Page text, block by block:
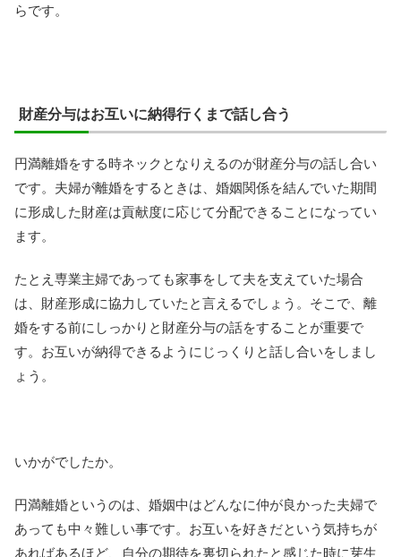
らです。
財産分与はお互いに納得行くまで話し合う
円満離婚をする時ネックとなりえるのが財産分与の話し合い
です。夫婦が離婚をするときは、婚姻関係を結んでいた期間
に形成した財産は貢献度に応じて分配できることになってい
ます。
たとえ専業主婦であっても家事をして夫を支えていた場合
は、財産形成に協力していたと言えるでしょう。そこで、離
婚をする前にしっかりと財産分与の話をすることが重要で
す。お互いが納得できるようにじっくりと話し合いをしまし
ょう。
いかがでしたか。
円満離婚というのは、婚姻中はどんなに仲が良かった夫婦で
あっても中々難しい事です。お互いを好きだという気持ちが
あればあるほど、自分の期待を裏切られたと感じた時に芽生